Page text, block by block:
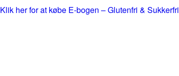
Klik her for at købe E-bogen – Glutenfri & Sukkerfri